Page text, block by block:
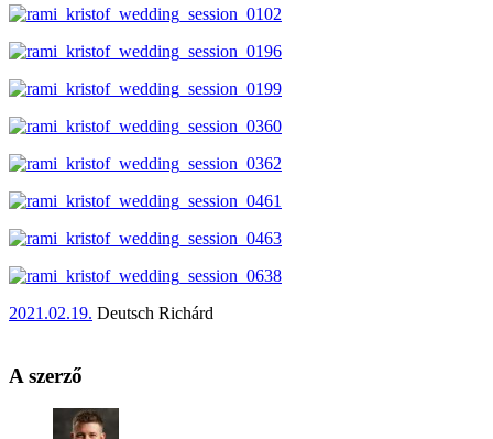
2021.02.19. Deutsch Richárd
A szerző